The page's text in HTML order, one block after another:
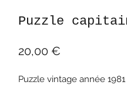
Puzzle
20,00 €
Puzzle vintage année